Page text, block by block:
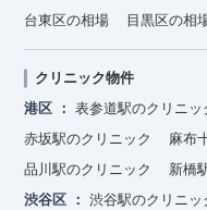
台東区の相場
目黒区の相
クリニック物件
港区
表参道駅のクリニッ
赤坂駅のクリニック
麻布
品川駅のクリニック
新橋
渋谷区
渋谷駅のクリニッ